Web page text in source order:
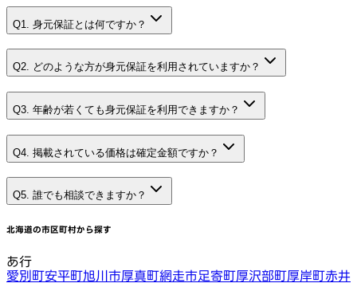
Q1. 身元保証とは何ですか？
Q2. どのような方が身元保証を利用されていますか？
Q3. 年齢が若くても身元保証を利用できますか？
Q4. 掲載されている価格は確定金額ですか？
Q5. 誰でも相談できますか？
北海道の市区町村から探す
あ行
愛別町安平町旭川市厚真町網走市足寄町厚沢部町厚岸町赤井